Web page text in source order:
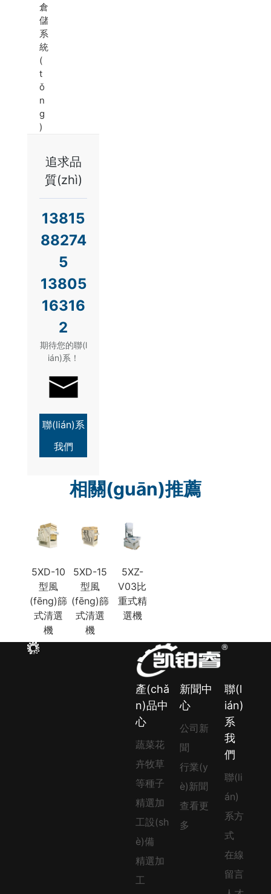
倉
儲
系
統
(
t
ǒ
n
g
)
追求品
質(zhì)
13815
88274
5
13805
16316
2
期待您的聯(l
ián)系！
聯(lián)系
我們
相關(guān)推薦
5XD-10
型風
(fēng)篩
式清選
機
5XD-15
型風
(fēng)篩
式清選
機
5XZ-
V03比
重式精
選機
產(chǎ
n)品中
心
蔬菜花
卉牧草
等種子
精選加
工設(sh
è)備
精選加
工
新聞中
心
公司新
聞
行業(y
è)新聞
查看更
多
聯(l
ián)
系
我
們
聯(li
án)
系方
式
在線
留言